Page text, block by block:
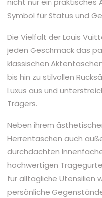
Symbol für Status und
Die Vielfalt der Louis
jeden Geschmack das
klassischen
bis hin zu stilvollen
Luxus aus und
Trägers.
Neben ihrem
Herrentaschen auch
durchdachten
hochwertigen
für alltägliche Utensilien
persönliche